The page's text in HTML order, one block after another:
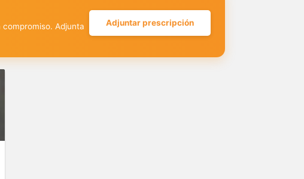
Adjunta
Adjuntar prescripción